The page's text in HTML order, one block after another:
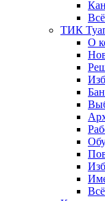
ТИК
О